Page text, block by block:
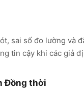
sai số đo lường
tin cậy khi các giả
Đồng thời